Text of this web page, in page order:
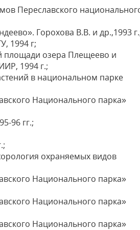
Переславского
Горохова В.В. и др.,1993
1994 г;
площади озера Плещеево и
1994 г.;
в национальном парке
Национального парка»
96 гг.;
охраняемых видов
Национального парка»
Национального парка»
Национального парка»